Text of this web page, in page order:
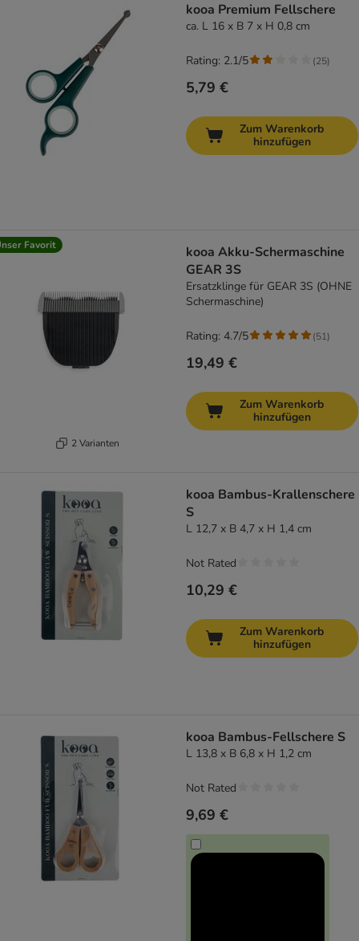
kooa Premium Fellschere
ca. L 16 x B 7 x H 0,8 cm
5,79 €
Rating: 2.1/5 (25)
Zum Warenkorb
hinzufügen
Favorit
2 Varianten
kooa Akku-Schermaschine
GEAR 3S
Ersatzklinge für GEAR 3S (OHNE
Schermaschine)
19,49 €
Rating: 4.7/5 (51)
Zum Warenkorb
hinzufügen
kooa Bambus-Krallenschere
S
L 12,7 x B 4,7 x H 1,4 cm
10,29 €
Not Rated
Zum Warenkorb
hinzufügen
kooa Bambus-Fellschere S
L 13,8 x B 6,8 x H 1,2 cm
9,69 €
Not Rated